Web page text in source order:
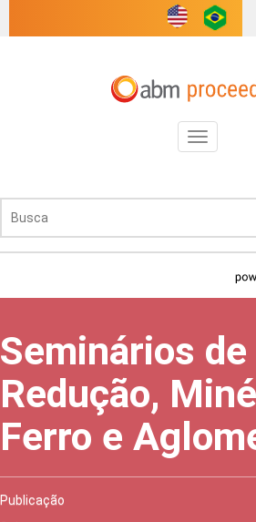
Toggle
navigation
Seminários de
Redução,
Ferro e
Publicação